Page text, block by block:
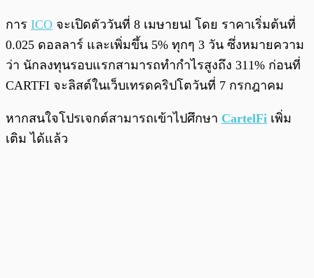
การ ICO จะเปิดตัววันที่ 8 เมษายนl โดย ราคาเริ่มต้นที่
0.025 ดอลลาร์ และเพิ่มขึ้น 5% ทุกๆ 3 วัน ซึ่งหมายความ
ว่า นักลงทุนรอบแรกสามารถทำกำไรสูงถึง 311% ก่อนที่
CARTFI จะลิสต์ในเว็บเทรดคริปโตวันที่ 7 กรกฎาคม
หากสนใจโปรเจกต์สามารถเข้าไปศึกษา CartelFi เพิ่ม
เติม ได้แล้ว